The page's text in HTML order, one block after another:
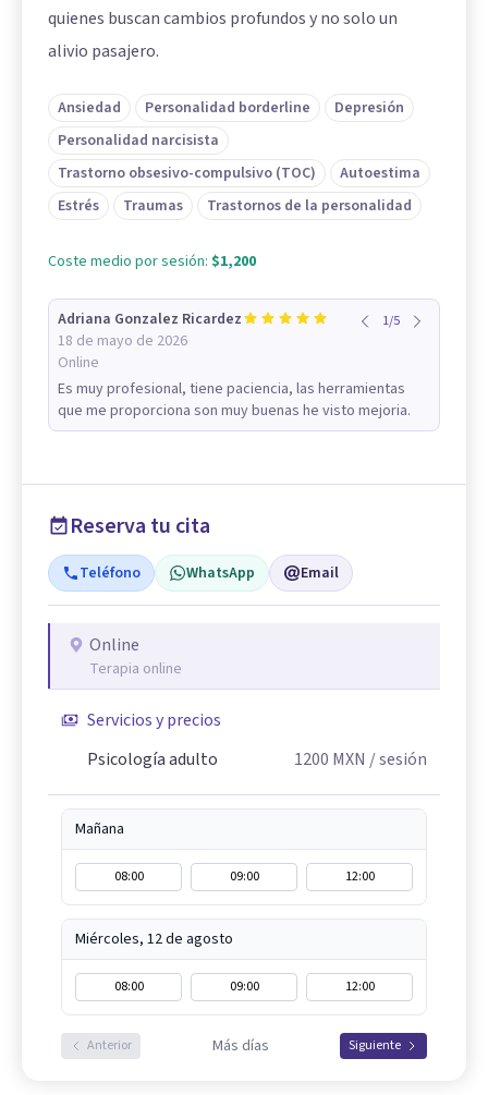
quienes buscan cambios profundos y no solo un
alivio pasajero.
Ansiedad Personalidad borderline
Depresión
Personalidad narcisista
Trastorno obsesivo-compulsivo (TOC)
Autoestima
Estrés
Traumas Trastornos de la personalidad
Coste medio por sesión: $1,200
Adriana Gonzalez Ricardez
18 de mayo de 2026
Online
1/5
Es muy profesional, tiene paciencia, las herramientas
que me proporciona son muy buenas he visto mejoria.
Reserva tu cita
Teléfono WhatsApp Email
Online
Terapia online
Servicios y precios
Psicología adulto
1200 MXN / sesión
Mañana
08:00 09:00 12:00
Miércoles, 12 de agosto
08:00 09:00 12:00
Anterior Más días Siguiente